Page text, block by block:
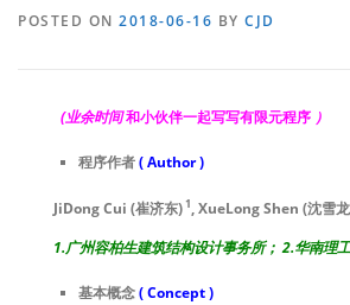
POSTED ON 2018-06-16 BY CJD
(业余时间和小伙伴一起写写有限元程序 ）
程序作者( Author )
JiDong Cui (崔济东)1, XueLong Shen (沈雪
1.广州容柏生建筑结构设计事务所； 2.华南理
基本概念( Concept )